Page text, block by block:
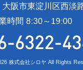
阪市東淀川区西淡
時間 8:30～19:00
株式会社シロヤ All Rights